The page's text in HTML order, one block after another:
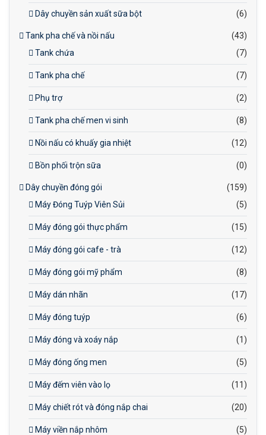
Dây chuyền sản xuất sữa bột (6)
Tank pha chế và nồi nấu
(43)
Tank chứa
(7)
Tank pha chế (7)
Phụ trợ (2)
Tank pha chế men vi sinh (8)
Nồi nấu có khuấy gia nhiệt (12)
Bồn phối trộn sữa (0)
Dây chuyền đóng gói
(159)
Máy Đóng Tuýp Viên Sủi
(5)
Máy đóng gói thực phẩm (15)
Máy đóng gói cafe - trà (12)
Máy đóng gói mỹ phẩm (8)
Máy dán nhãn (17)
Máy đóng tuýp (6)
Máy đóng và xoáy nắp (1)
Máy đóng ống men (5)
Máy đếm viên vào lọ (11)
Máy chiết rót và đóng nắp chai (20)
Máy viền nắp nhôm (5)